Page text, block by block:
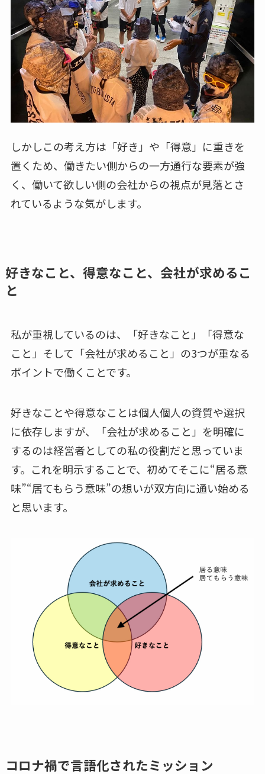
しかしこの考え方は「好き」や「得意」に重きを
置くため、働きたい側からの一方通行な要素が強
く、働いて欲しい側の会社からの視点が見落とさ
れているような気がします。
好きなこと、得意なこと、会社が求めるこ
と
私が重視しているのは、「好きなこと」「得意な
こと」そして「会社が求めること」の3つが重なる
ポイントで働くことです。
好きなことや得意なことは個人個人の資質や選択
に依存しますが、「会社が求めること」を明確に
するのは経営者としての私の役割だと思っていま
す。これを明示することで、初めてそこに“居る意
味”“居てもらう意味”の想いが双方向に通い始める
と思います。
コロナ禍で言語化されたミッション